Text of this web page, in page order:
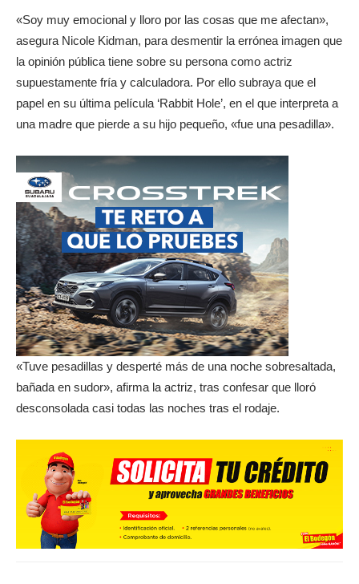
«Soy muy emocional y lloro por las cosas que me afectan»,
asegura Nicole Kidman, para desmentir la errónea imagen que
la opinión pública tiene sobre su persona como actriz
supuestamente fría y calculadora. Por ello subraya que el
papel en su última película ‘Rabbit Hole’, en el que interpreta a
una madre que pierde a su hijo pequeño, «fue una pesadilla».
«Tuve pesadillas y desperté más de una noche sobresaltada,
bañada en sudor», afirma la actriz, tras confesar que lloró
desconsolada casi todas las noches tras el rodaje.